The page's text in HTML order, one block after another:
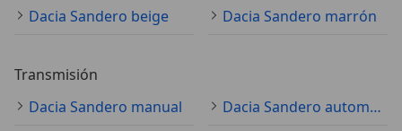
Dacia Sandero beige
Dacia Sandero marrón
Transmisión
Dacia Sandero manual
Dacia Sandero automático